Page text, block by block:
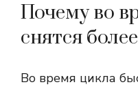
Почему во
снятся
Во время цикла